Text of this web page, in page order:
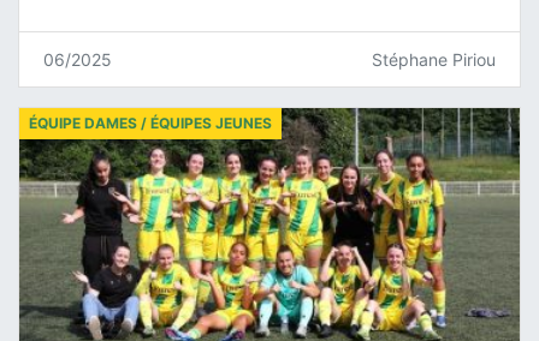
06/2025 Stéphane Piriou
ÉQUIPE DAMES / ÉQUIPES JEUNES